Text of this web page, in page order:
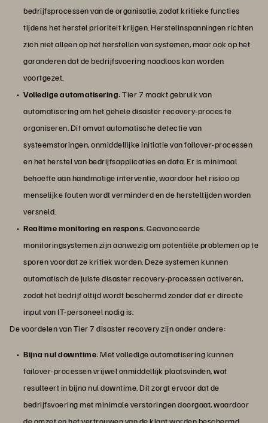
bedrijfsprocessen van de organisatie, zodat kritieke functies
tijdens het herstel prioriteit krijgen. Herstelinspanningen richten
zich niet alleen op het herstellen van systemen, maar ook op het
garanderen dat de bedrijfsvoering naadloos kan worden
voortgezet.
Volledige automatisering: Tier 7 maakt gebruik van
automatisering om het gehele disaster recovery-proces te
organiseren. Dit omvat automatische detectie van
systeemstoringen, onmiddellijke initiatie van failover-processen
en het herstel van bedrijfsapplicaties en data. Er is minimaal
behoefte aan handmatige interventie, waardoor het risico op
menselijke fouten wordt verminderd en de hersteltijden worden
versneld.
Realtime monitoring en respons: Geavanceerde
monitoringsystemen zijn aanwezig om potentiële problemen op te
sporen voordat ze kritiek worden. Deze systemen kunnen
automatisch de juiste disaster recovery-processen activeren,
zodat het bedrijf altijd wordt beschermd zonder dat er directe
input van IT-personeel nodig is.
De voordelen van Tier 7 disaster recovery zijn onder andere:
Bijna nul downtime: Met volledige automatisering kunnen
failover-processen vrijwel onmiddellijk plaatsvinden, wat
resulteert in bijna nul downtime. Dit zorgt ervoor dat de
bedrijfsvoering met minimale verstoringen doorgaat, waardoor